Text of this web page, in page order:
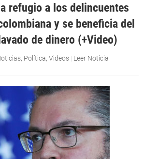
refugio a los delincuentes
y se beneficia del
de dinero (+Video)
, Política, Videos | Leer Noticia